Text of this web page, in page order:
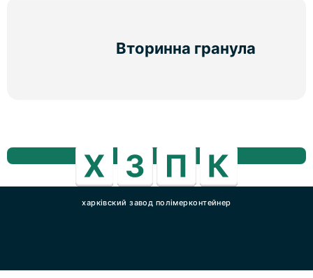
Вторинна гранула
харківский завод полімерконтейнер